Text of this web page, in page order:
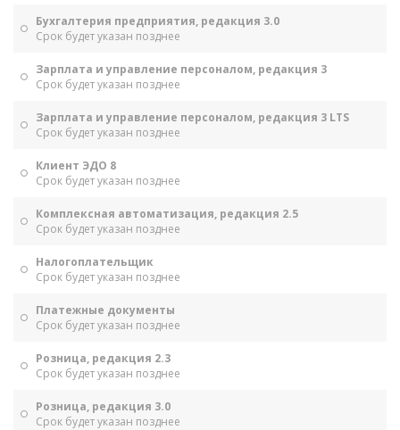
Бухгалтерия предприятия, редакция 3.0
Срок будет указан позднее
Зарплата и управление персоналом, редакция 3
Срок будет указан позднее
Зарплата и управление персоналом, редакция 3 LTS
Срок будет указан позднее
Клиент ЭДО 8
Срок будет указан позднее
Комплексная автоматизация, редакция 2.5
Срок будет указан позднее
Налогоплательщик
Срок будет указан позднее
Платежные документы
Срок будет указан позднее
Розница, редакция 2.3
Срок будет указан позднее
Розница, редакция 3.0
Срок будет указан позднее